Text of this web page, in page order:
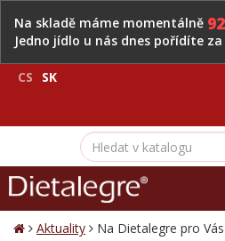
Na skladě máme momentálně 92
Jedno jídlo u nás dnes pořídíte
CS
SK
Aktuality Na Dietalegre pro